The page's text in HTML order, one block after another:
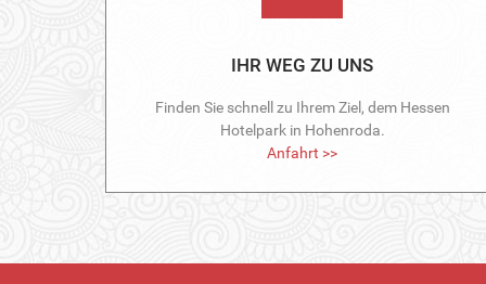
IHR WEG ZU UNS
Finden Sie schnell zu Ihrem Ziel, dem Hessen
Hotelpark in Hohenroda.
Anfahrt >>